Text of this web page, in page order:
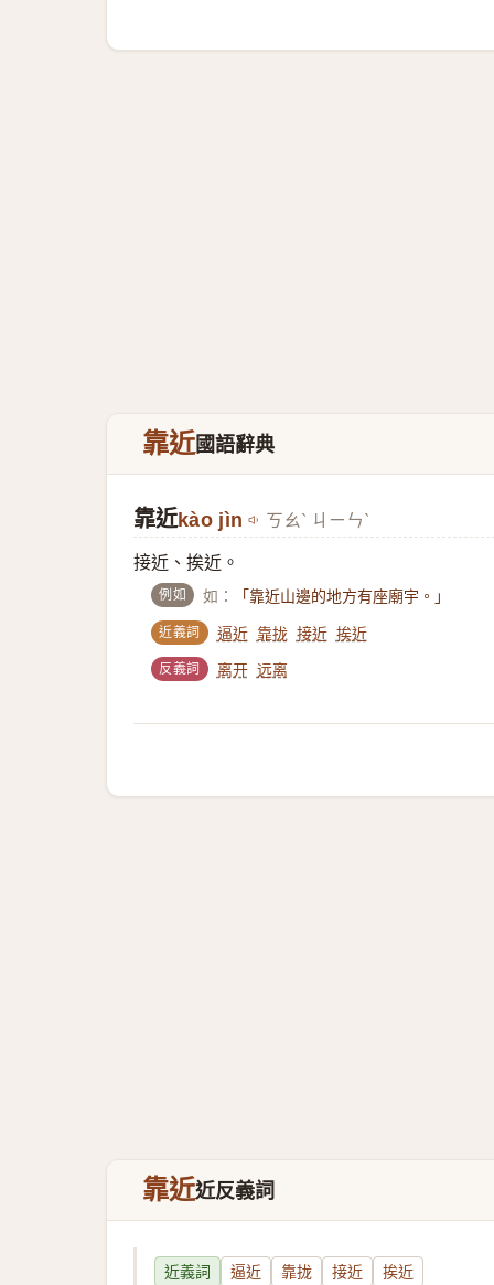
靠近國語辭典
靠近kào jìn ㄎㄠˋ ㄐㄧㄣˋ
接近、挨近。
例如 如： 「靠近山邊的地方有座廟宇。」
近義詞 逼近 靠拢 接近 挨近
反義詞 离开 远离
靠近近反義詞
近義詞 逼近 靠拢 接近
挨近